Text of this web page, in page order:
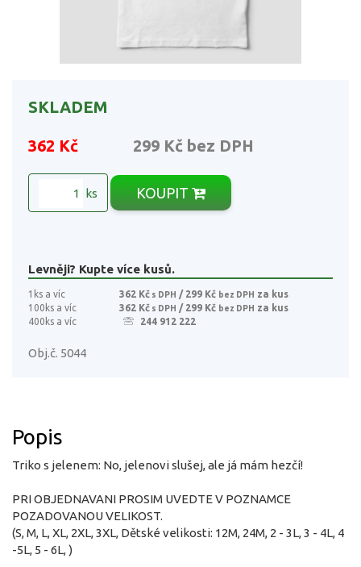
SKLADEM
362 Kč 299 Kč bez DPH
ks KOUPIT
Levněji? Kupte více kusů.
1ks a víc 362 Kč s DPH / 299 Kč bez DPH za kus
100ks a víc
362 Kč s DPH / 299 Kč bez DPH za kus
400ks a víc
244 912 222
Obj.č. 5044
Popis
Triko s jelenem: No, jelenovi slušej, ale já mám hezčí!
PRI OBJEDNAVANI PROSIM UVEDTE V POZNAMCE
POZADOVANOU VELIKOST.
(S, M, L, XL, 2XL, 3XL, Dětské velikosti: 12M, 24M, 2 - 3L, 3 - 4L, 4
-5L, 5 - 6L, )